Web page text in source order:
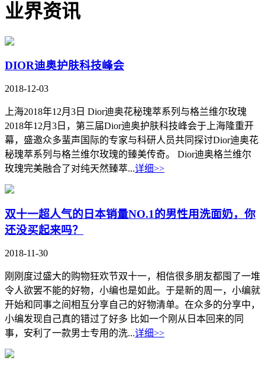
业界资讯
DIOR迪奥护肤科技峰会
2018-12-03
上海2018年12月3日 Dior迪奥花秘瑰萃系列与格兰维尔玫瑰
2018年12月3日，第三届Dior迪奥护肤科技峰会于上海隆重开
幕，盛邀众多蜚声国际的专家与科研人员共同探讨Dior迪奥花
秘瑰萃系列与格兰维尔玫瑰的臻美传奇。 Dior迪奥格兰维尔
玫瑰完美融合了对纯天然臻萃...详细>>
双十一超人气的日本销量NO.1的男性用洗面奶，你
还没买起来吗？
2018-11-30
刚刚度过盛大的购物狂欢节双十一，相信很多朋友都囤了一堆
令人欲罢不能的好物，小编也是如此。于是新的周一，小编就
开始和同事之间相互分享自己的好物清单。在众多的分享中，
小编发现自己真的错过了好多 比如一个刚从日本回来的同
事，安利了一款男士专用的洗...详细>>